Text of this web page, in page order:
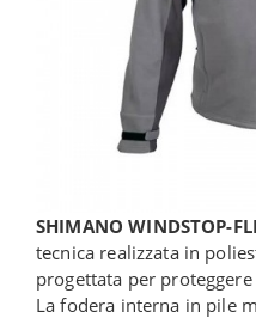
SHIMANO WINDSTOP-
tecnica realizzata in
progettata per
La fodera interna in pile